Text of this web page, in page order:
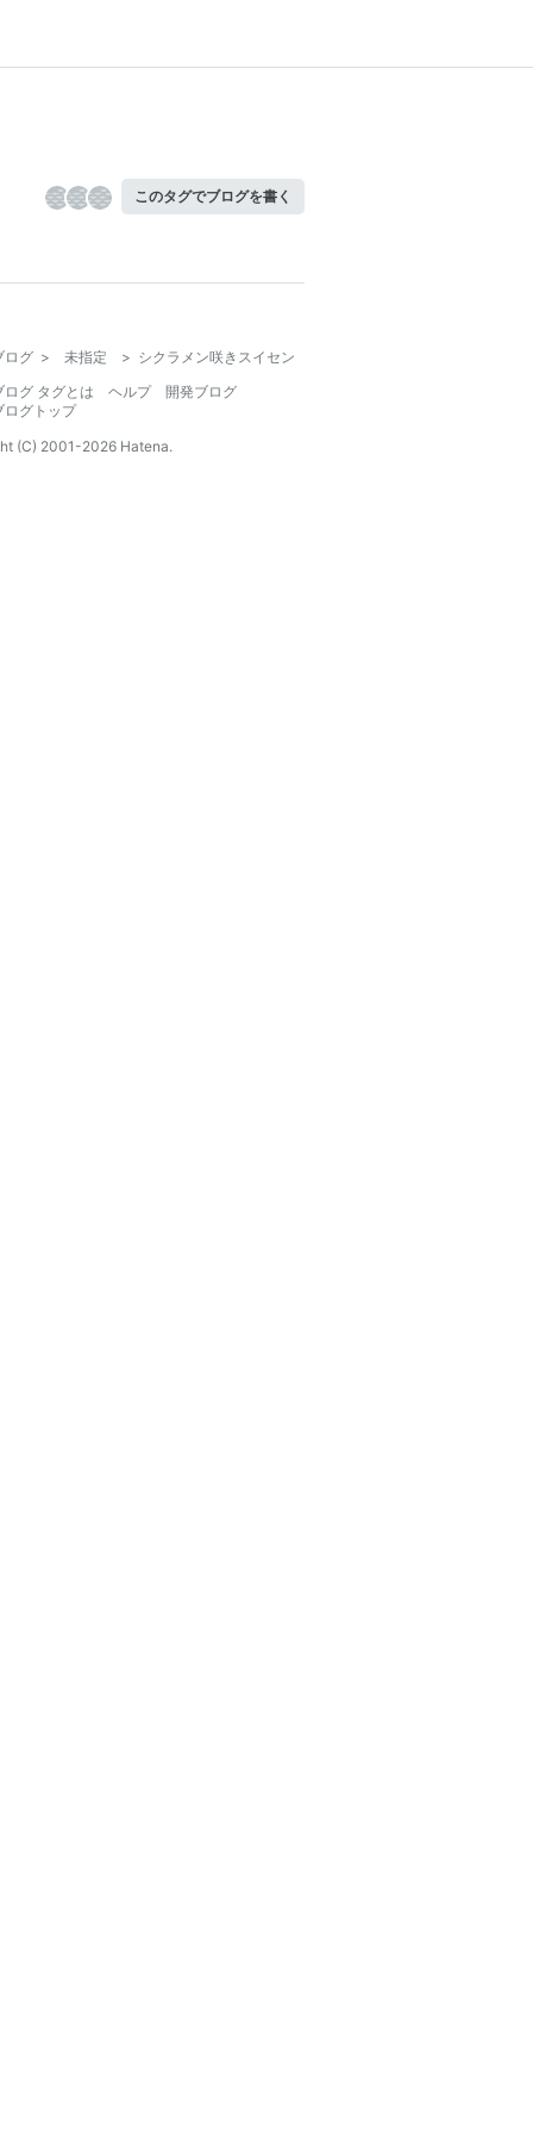
このタグでブログを書く
ログ > 未指定 > シクラメン咲きスイセン
ログ タグとは
ヘルプ
開発ブログ
ログトップ
(C) 2001-2026 Hatena.